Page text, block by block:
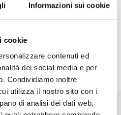
Informazioni sui cookie
cookie
contenuti ed
dei social media e per
Condividiamo inoltre
utilizza il nostro sito con i
di analisi dei dati web,
questo tag</li>